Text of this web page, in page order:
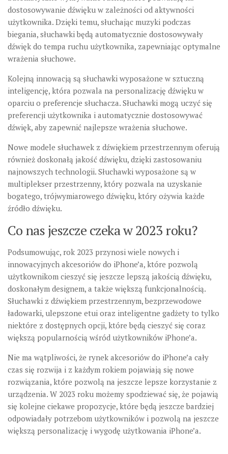
dostosowywanie dźwięku w zależności od aktywności
użytkownika. Dzięki temu, słuchając muzyki podczas
biegania, słuchawki będą automatycznie dostosowywały
dźwięk do tempa ruchu użytkownika, zapewniając optymalne
wrażenia słuchowe.
Kolejną innowacją są słuchawki wyposażone w sztuczną
inteligencję, która pozwala na personalizację dźwięku w
oparciu o preferencje słuchacza. Słuchawki mogą uczyć się
preferencji użytkownika i automatycznie dostosowywać
dźwięk, aby zapewnić najlepsze wrażenia słuchowe.
Nowe modele słuchawek z dźwiękiem przestrzennym oferują
również doskonałą jakość dźwięku, dzięki zastosowaniu
najnowszych technologii. Słuchawki wyposażone są w
multiplekser przestrzenny, który pozwala na uzyskanie
bogatego, trójwymiarowego dźwięku, który ożywia każde
źródło dźwięku.
Co nas jeszcze czeka w 2023 roku?
Podsumowując, rok 2023 przynosi wiele nowych i
innowacyjnych akcesoriów do iPhone’a, które pozwolą
użytkownikom cieszyć się jeszcze lepszą jakością dźwięku,
doskonałym designem, a także większą funkcjonalnością.
Słuchawki z dźwiękiem przestrzennym, bezprzewodowe
ładowarki, ulepszone etui oraz inteligentne gadżety to tylko
niektóre z dostępnych opcji, które będą cieszyć się coraz
większą popularnością wśród użytkowników iPhone’a.
Nie ma wątpliwości, że rynek akcesoriów do iPhone’a cały
czas się rozwija i z każdym rokiem pojawiają się nowe
rozwiązania, które pozwolą na jeszcze lepsze korzystanie z
urządzenia. W 2023 roku możemy spodziewać się, że pojawią
się kolejne ciekawe propozycje, które będą jeszcze bardziej
odpowiadały potrzebom użytkowników i pozwolą na jeszcze
większą personalizację i wygodę użytkowania iPhone’a.